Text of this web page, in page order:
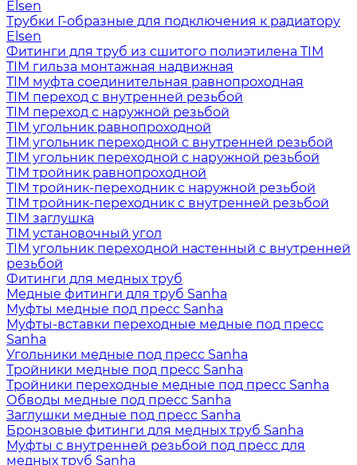
Elsen
Трубки Г-образные для подключения к радиатору
Elsen
Фитинги для труб из сшитого полиэтилена TIM
TIM гильза монтажная надвижная
TIM муфта соединительная равнопроходная
TIM переход с внутренней резьбой
TIM переход с наружной резьбой
TIM угольник равнопроходной
TIM угольник переходной с внутренней резьбой
TIM угольник переходной с наружной резьбой
TIM тройник равнопроходной
TIM тройник-переходник с наружной резьбой
TIM тройник-переходник с внутренней резьбой
TIM заглушка
TIM установочный угол
TIM угольник переходной настенный с внутренней
резьбой
Фитинги для медных труб
Медные фитинги для труб Sanha
Муфты медные под пресс Sanha
Муфты-вставки переходные медные под пресс
Sanha
Угольники медные под пресс Sanha
Тройники медные под пресс Sanha
Тройники переходные медные под пресс Sanha
Обводы медные под пресс Sanha
Заглушки медные под пресс Sanha
Бронзовые фитинги для медных труб Sanha
Муфты с внутренней резьбой под пресс для
медных труб Sanha